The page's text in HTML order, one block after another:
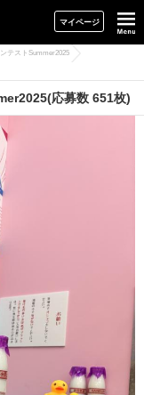
マイページ
テストSummer2025
応募数 651枚)